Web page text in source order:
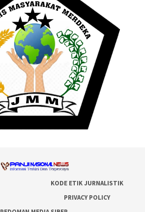
KODE ETIK JURNALISTIK
PRIVACY POLICY